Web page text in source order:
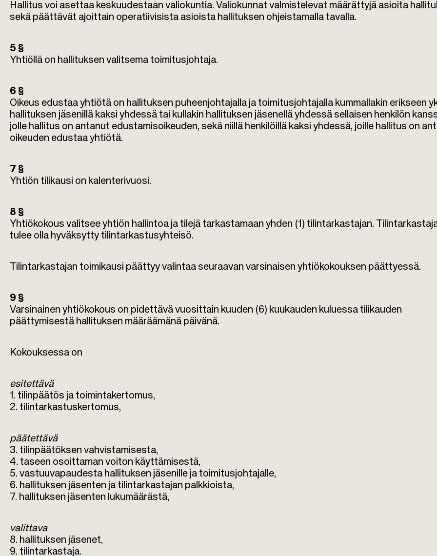
Hallitus voi asettaa keskuudestaan valiokuntia. Valiokunnat valmistelevat määrättyjä asioita
sekä päättävät ajoittain operatiivisista asioista hallituksen ohjeistamalla tavalla.
5 §
Yhtiöllä on hallituksen valitsema toimitusjohtaja.
6 §
Oikeus edustaa yhtiötä on hallituksen puheenjohtajalla ja toimitusjohtajalla kummallakin erikseen
hallituksen jäsenillä kaksi yhdessä tai kullakin hallituksen jäsenellä yhdessä sellaisen henkilön
jolle hallitus on antanut edustamisoikeuden, sekä niillä henkilöillä kaksi yhdessä, joille hallitus on
oikeuden edustaa yhtiötä.
7 §
Yhtiön tilikausi on kalenterivuosi.
8 §
Yhtiökokous valitsee yhtiön hallintoa ja tilejä tarkastamaan yhden (1) tilintarkastajan.
tulee olla hyväksytty tilintarkastusyhteisö.
Tilintarkastajan toimikausi päättyy valintaa seuraavan varsinaisen yhtiökokouksen päättyessä.
9 §
Varsinainen yhtiökokous on pidettävä vuosittain kuuden (6) kuukauden kuluessa tilikauden
päättymisestä hallituksen määräämänä päivänä.
Kokouksessa on
esitettävä
1. tilinpäätös ja toimintakertomus,
2. tilintarkastuskertomus,
päätettävä
3. tilinpäätöksen vahvistamisesta,
4. taseen osoittaman voiton käyttämisestä,
5. vastuuvapaudesta hallituksen jäsenille ja toimitusjohtajalle,
6. hallituksen jäsenten ja tilintarkastajan palkkioista,
7. hallituksen jäsenten lukumäärästä,
valittava
8. hallituksen jäsenet,
9. tilintarkastaja.